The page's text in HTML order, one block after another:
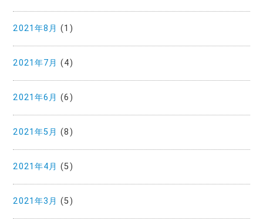
2021年8月 (1)
2021年7月 (4)
2021年6月 (6)
2021年5月 (8)
2021年4月 (5)
2021年3月 (5)